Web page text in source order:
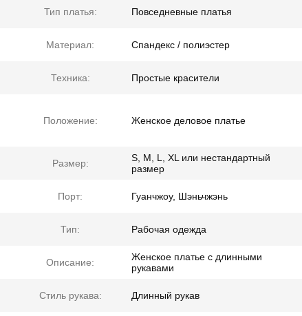
Тип платья: Повседневные платья
Материал: Спандекс / полиэстер
Техника: Простые красители
Положение: Женское деловое платье
Размер:
S, M, L, XL или нестандартный
размер
Порт: Гуанчжоу, Шэньчжэнь
Тип: Рабочая одежда
Описание:
Женское платье с длинными
рукавами
Стиль рукава: Длинный рукав